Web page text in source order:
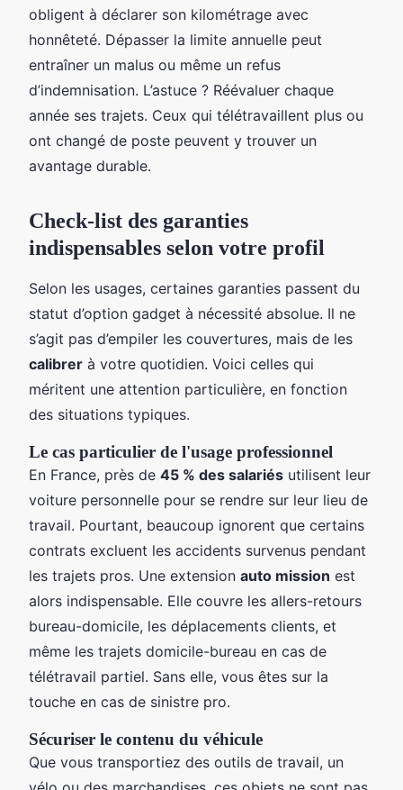
obligent à déclarer son kilométrage avec
honnêteté. Dépasser la limite annuelle peut
entraîner un malus ou même un refus
d’indemnisation. L’astuce ? Réévaluer chaque
année ses trajets. Ceux qui télétravaillent plus ou
ont changé de poste peuvent y trouver un
avantage durable.
Check-list des garanties
indispensables selon votre profil
Selon les usages, certaines garanties passent du
statut d’option gadget à nécessité absolue. Il ne
s’agit pas d’empiler les couvertures, mais de les
calibrer à votre quotidien. Voici celles qui
méritent une attention particulière, en fonction
des situations typiques.
Le cas particulier de l'usage professionnel
En France, près de 45 % des salariés utilisent leur
voiture personnelle pour se rendre sur leur lieu de
travail. Pourtant, beaucoup ignorent que certains
contrats excluent les accidents survenus pendant
les trajets pros. Une extension auto mission est
alors indispensable. Elle couvre les allers-retours
bureau-domicile, les déplacements clients, et
même les trajets domicile-bureau en cas de
télétravail partiel. Sans elle, vous êtes sur la
touche en cas de sinistre pro.
Sécuriser le contenu du véhicule
Que vous transportiez des outils de travail, un